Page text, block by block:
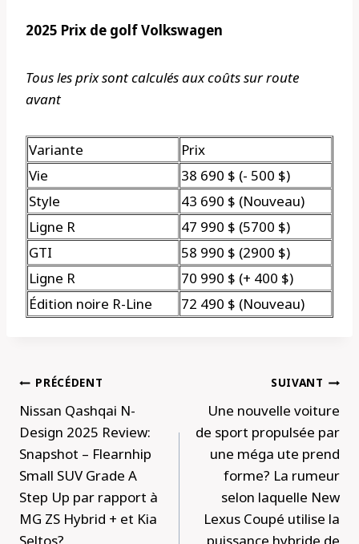
2025 Prix de golf Volkswagen
Tous les prix sont calculés aux coûts sur route
avant
Variante
Prix
Vie
38 690 $ (- 500 $)
Style
43 690 $ (Nouveau)
Ligne R
47 990 $ (5700 $)
GTI
58 990 $ (2900 $)
Ligne R
70 990 $ (+ 400 $)
Édition noire R-Line
72 490 $ (Nouveau)
Navigation
de
l’article
PRÉCÉDENT
Nissan Qashqai N-
Design 2025 Review:
Snapshot – Flearnhip
Small SUV Grade A
Step Up par rapport à
MG ZS Hybrid + et Kia
SUIVANT
Une nouvelle voiture
de sport propulsée par
une méga ute prend
forme? La rumeur
selon laquelle New
Lexus Coupé utilise la